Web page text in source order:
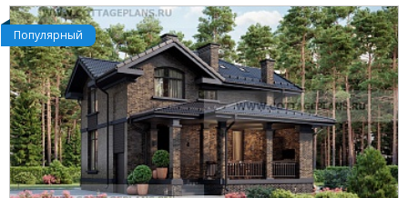
Популярный